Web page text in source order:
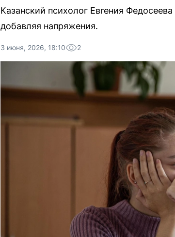
Казанский психолог Евгения
добавляя напряжения.
3 июня, 2026, 18:10 2